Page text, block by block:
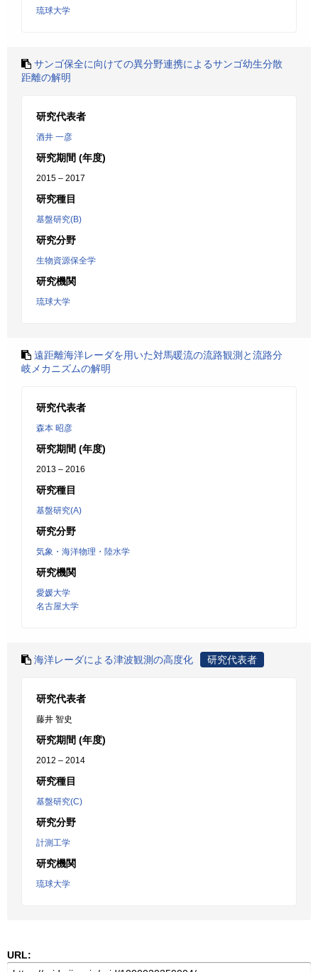
琉球大学
サンゴ保全に向けての異分野連携によるサンゴ幼生分散
距離の解明
研究代表者
酒井 一彦
研究期間 (年度)
2015 – 2017
研究種目
基盤研究(B)
研究分野
生物資源保全学
研究機関
琉球大学
遠距離海洋レーダを用いた対馬暖流の流路観測と流路分
岐メカニズムの解明
研究代表者
森本 昭彦
研究期間 (年度)
2013 – 2016
研究種目
基盤研究(A)
研究分野
気象・海洋物理・陸水学
研究機関
愛媛大学
名古屋大学
海洋レーダによる津波観測の高度化 研究代表者
研究代表者
藤井 智史
研究期間 (年度)
2012 – 2014
研究種目
基盤研究(C)
研究分野
計測工学
研究機関
琉球大学
URL: